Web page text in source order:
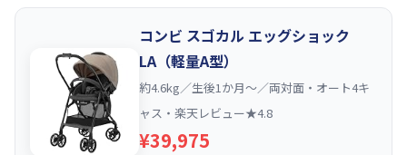
コンビ スゴカル エッグショック
LA（軽量A型）
約4.6kg／生後1か月〜／両対面・オート4キ
ャス・楽天レビュー★4.8
¥39,975